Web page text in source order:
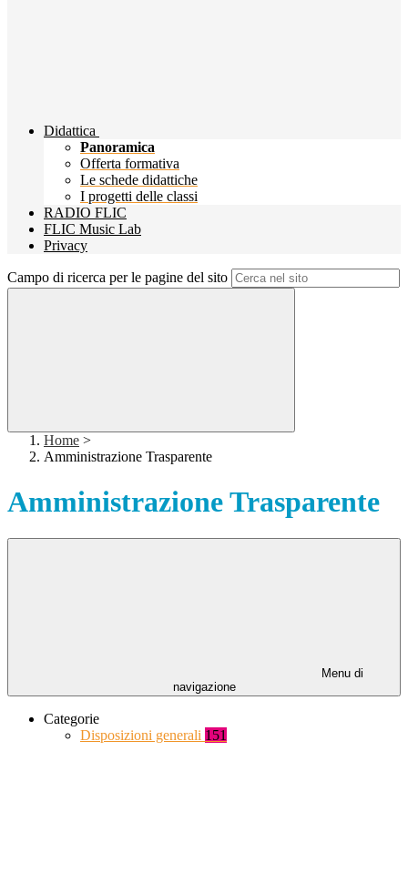
Didattica
Panoramica
Offerta formativa
Le schede didattiche
I progetti delle classi
RADIO FLIC
FLIC Music Lab
Privacy
Campo di ricerca per le pagine del sito
Home >
Amministrazione Trasparente
Amministrazione Trasparente
Menu di
navigazione
Categorie
Disposizioni generali 151